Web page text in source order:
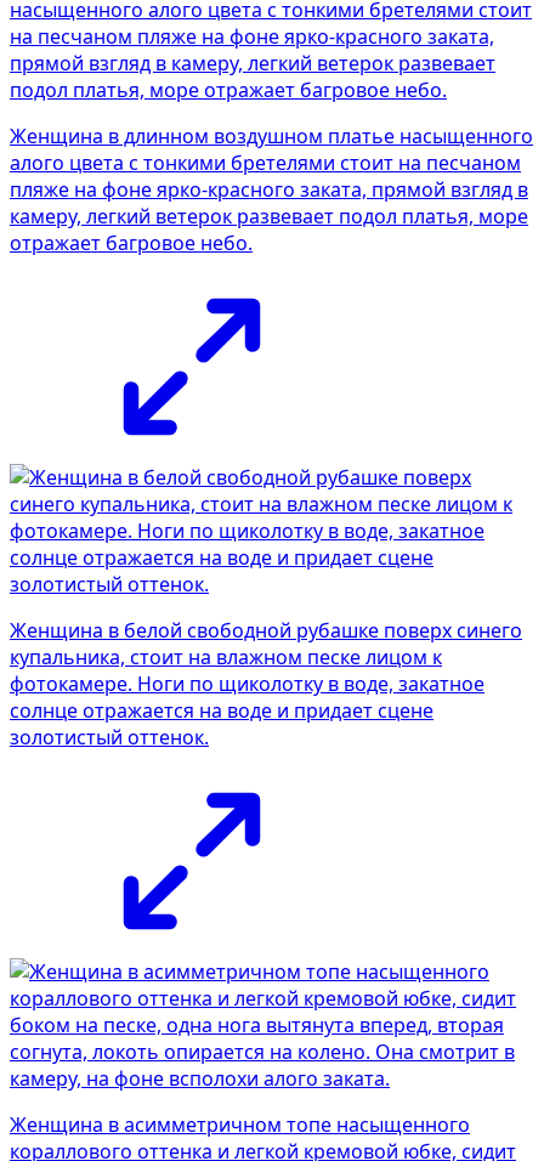
Женщина в длинном воздушном платье насыщенного
алого цвета с тонкими бретелями стоит на песчаном
пляже на фоне ярко-красного заката, прямой взгляд в
камеру, легкий ветерок развевает подол платья, море
отражает багровое небо.
Женщина в белой свободной рубашке поверх синего
купальника, стоит на влажном песке лицом к
фотокамере. Ноги по щиколотку в воде, закатное
солнце отражается на воде и придает сцене
золотистый оттенок.
Женщина в асимметричном топе насыщенного
кораллового оттенка и легкой кремовой юбке, сидит